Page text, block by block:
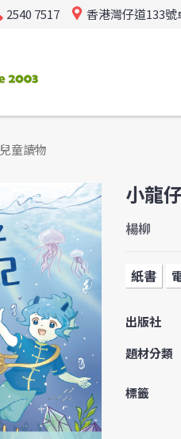
2540 7517 香港灣仔道133
兒童讀物
小龍
楊柳
紙書
出版社
題材分類
標籤